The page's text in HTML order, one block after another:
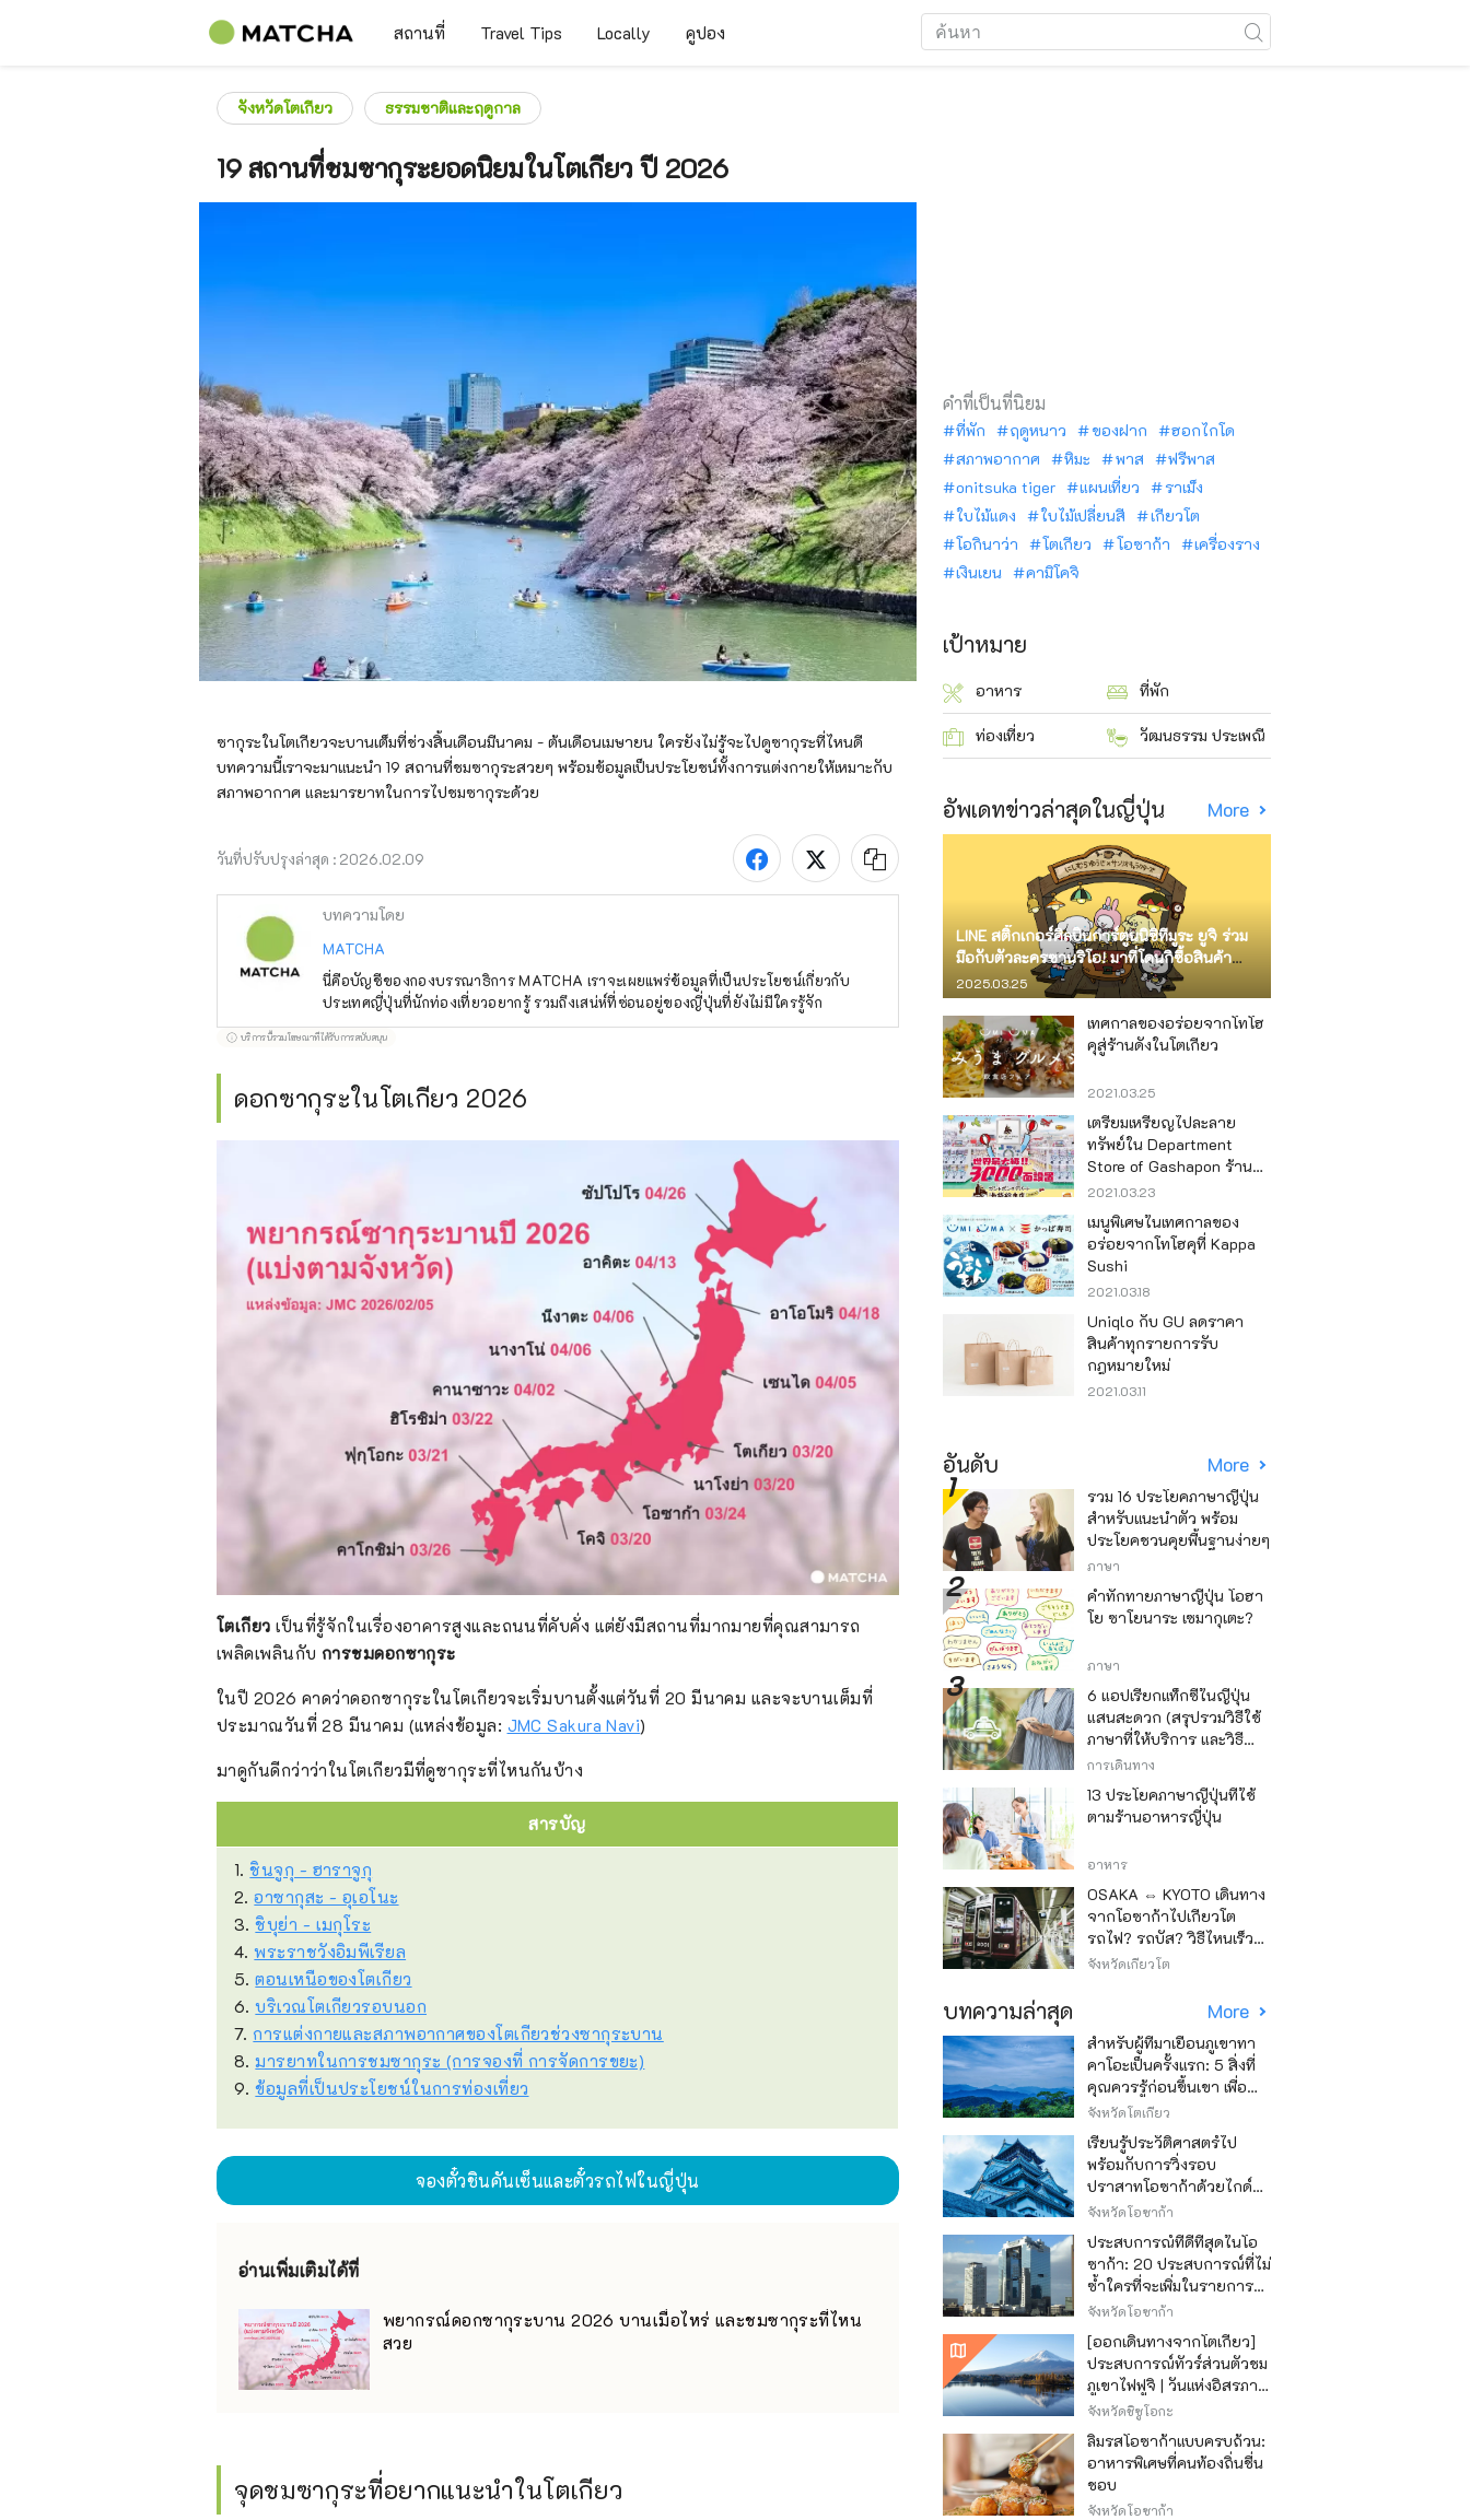
สถานที่ Travel Tips Locally คูปอง
จังหวัดโตเกียว ธรรมชาติและฤดูกาล
19 สถานที่ชมซากุระยอดนิยมในโตเกียว ปี 2026
ซากุระในโตเกียวจะบานเต็มที่ช่วงสิ้นเดือนมีนาคม - ต้นเดือนเมษายน ใครยังไม่รู้จะไปดูซากุระที่ไหนดี
บทความนี้เราจะมาแนะนำ 19 สถานที่ชมซากุระสวยๆ พร้อมข้อมูลเป็นประโยชน์ทั้งการแต่งกายให้เหมาะกับ
สภาพอากาศ และมารยาทในการไปชมซากุระด้วย
วันที่ปรับปรุงล่าสุด : 2026.02.09
บทความโดย
MATCHA
นี่คือบัญชีของกองบรรณาธิการ MATCHA เราจะเผยแพร่ข้อมูลที่เป็นประโยชน์เกี่ยวกับ
ประเทศญี่ปุ่นที่นักท่องเที่ยวอยากรู้ รวมถึงเสน่ห์ที่ซ่อนอยู่ของญี่ปุ่นที่ยังไม่มีใครรู้จัก
บริการนี้รวมโฆษณาที่ได้รับการสนับสนุน
ดอกซากุระในโตเกียว 2026
โตเกียว เป็นที่รู้จักในเรื่องอาคารสูงและถนนที่คับคั่ง แต่ยังมีสถานที่มากมายที่คุณสามารถ
เพลิดเพลินกับ การชมดอกซากุระ
ในปี 2026 คาดว่าดอกซากุระในโตเกียวจะเริ่มบานตั้งแต่วันที่ 20 มีนาคม และจะบานเต็มที่
ประมาณวันที่ 28 มีนาคม (แหล่งข้อมูล: JMC Sakura Navi)
มาดูกันดีกว่าว่าในโตเกียวมีที่ดูซากุระที่ไหนกันบ้าง
สารบัญ
1.ชินจูกุ - ฮาราจูกุ
2.อาซากุสะ - อุเอโนะ
3.ชิบุย่า - เมกุโระ
4.พระราชวังอิมพีเรียล
5.ตอนเหนือของโตเกียว
6.บริเวณโตเกียวรอบนอก
7. การแต่งกายและสภาพอากาศของโตเกียวช่วงซากุระบาน
8.มารยาทในการชมซากุระ (การจองที่ การจัดการขยะ)
9.ข้อมูลที่เป็นประโยชน์ในการท่องเที่ยว
จองตั๋วชินคันเซ็นและตั๋วรถไฟในญี่ปุ่น
อ่านเพิ่มเติมได้ที่
พยากรณ์ดอกซากุระบาน 2026 บานเมื่อไหร่ และชมซากุระที่ไหน
สวย
จุดชมซากุระที่อยากแนะนำในโตเกียว
คำที่เป็นที่นิยม
ที่พัก ฤดูหนาว ของฝาก
ฮอกไกโด
สภาพอากาศ
หิมะ พาส
ฟรีพาส
onitsuka tiger
แผนเที่ยว
ราเม็ง
ใบไม้แดง
ใบไม้เปลี่ยนสี
เกียวโต
โอกินาว่า
โตเกียว โอซาก้า
เครื่องราง
เงินเยน
คามิโคจิ
เป้าหมาย
อาหาร ที่พัก
ท่องเที่ยว วัฒนธรรม ประเพณี
อัพเดทข่าวล่าสุดในญี่ปุ่น More
LINE สติ๊กเกอร์ศิลปินการ์ตูนนิชิทีมูระ ยูจิ ร่วม
มือกับตัวละครซานริโอ! มาที่โดนกิซื้อสินค้า
จำกัด
2025.03.25
เทศกาลของอร่อยจากโทโฮ
คุสู่ร้านดังในโตเกียว
2021.03.25
เตรียมเหรียญไปละลาย
ทรัพย์ใน Department
Store of Gashapon ร้านที่มี
เครื่องกาชาปองเยอะที่สุดใน
โลก อิเคะบุคุโระ
2021.03.23
เมนูพิเศษในเทศกาลของ
อร่อยจากโทโฮคุที่ Kappa
Sushi
2021.03.18
Uniqlo กับ GU ลดราคา
สินค้าทุกรายการรับ
กฎหมายใหม่
2021.03.11
อันดับ More
รวม 16 ประโยคภาษาญี่ปุ่น
สำหรับแนะนำตัว พร้อม
ประโยคชวนคุยพื้นฐานง่ายๆ
ภาษา
คำทักทายภาษาญี่ปุ่น โอฮา
โย ซาโยนาระ เซมากุเตะ?
ภาษา
6 แอปเรียกแท็กซี่ในญี่ปุ่น
แสนสะดวก (สรุปรวมวิธีใช้
ภาษาที่ให้บริการ และวิธี
ชำระเงิน)
การเดินทาง
13 ประโยคภาษาญี่ปุ่นที่ใช้
ตามร้านอาหารญี่ปุ่น
อาหาร
OSAKA ⇔ KYOTO เดินทาง
จากโอซาก้าไปเกียวโต
รถไฟ? รถบัส? วิธีไหนเร็ว
วิธีไหนถูก
จังหวัดเกียวโต
บทความล่าสุด More
สำหรับผู้ที่มาเยือนภูเขาทา
คาโอะเป็นครั้งแรก: 5 สิ่งที่
คุณควรรู้ก่อนขึ้นเขา เพื่อ
ให้การปีนเขาเป็นไปอย่าง
สนุกสนาน
จังหวัดโตเกียว
เรียนรู้ประวัติศาสตร์ไป
พร้อมกับการวิ่งรอบ
ปราสาทโอซาก้าด้วยไกด์
เสียง "วิ่ง วิ่ง เรียนรู้"
จังหวัดโอซาก้า
ประสบการณ์ที่ดีที่สุดในโอ
ซาก้า: 20 ประสบการณ์ที่ไม่
ซ้ำใครที่จะเพิ่มในรายการสิ่ง
ที่อยากทำในการเดินทาง
ของคุณ
จังหวัดโอซาก้า
[ออกเดินทางจากโตเกียว]
ประสบการณ์ทัวร์ส่วนตัวชม
ภูเขาไฟฟูจิ | วันแห่งอิสรภาพ
สุดหรู
จังหวัดชิซูโอกะ
ลิ้มรสโอซาก้าแบบครบถ้วน:
อาหารพิเศษที่คนท้องถิ่นชื่น
ชอบ
จังหวัดโอซาก้า